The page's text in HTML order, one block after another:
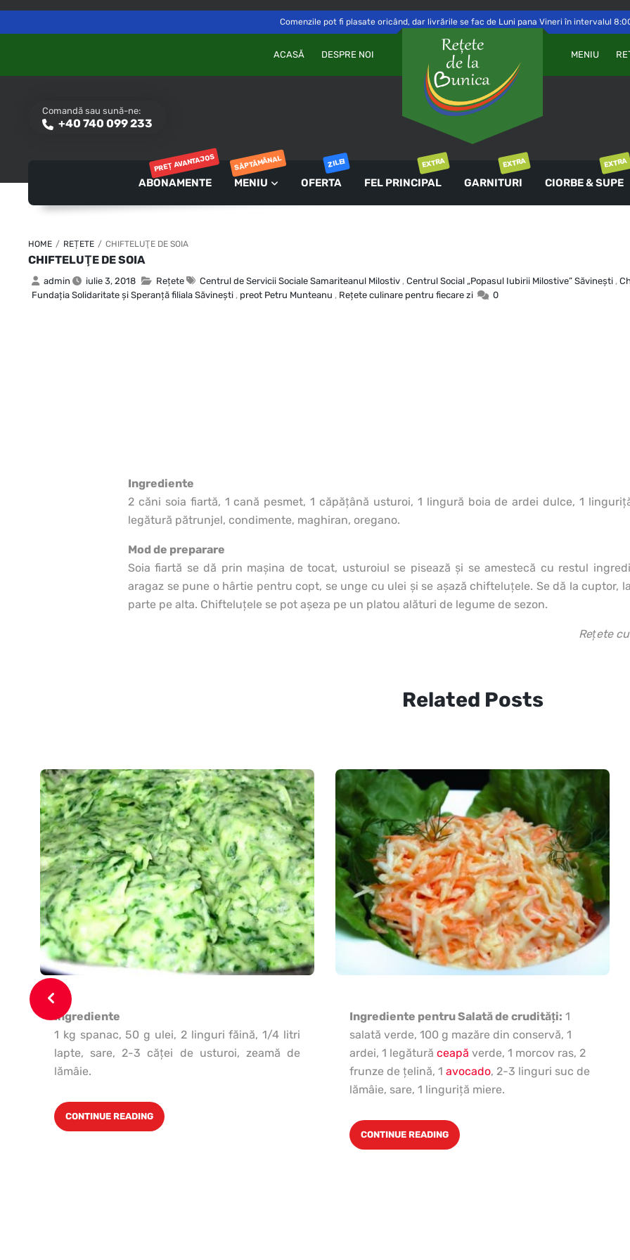
Delivery toSăvinești, NT Switch
Comenzile pot fi plasate oricând, dar livrările se fac de Luni pana Vineri în intervalul
MENIU
ACASĂ DESPRE NOI
Comandă sau sună-ne:
+40 740 099 233
PAROLĂ
AUTENTIFICARE
Ai uitat parola?
ABONAMENTE
PREȚ AVANTAJOS
MENIU
SĂPTĂMÂNAL
OFERTA
ZILEI
FEL PRINCIPAL
EXTRA
GARNITURI
EXTRA
CIORBE & SUPE
EXTRA
HOME / REȚETE / CHIFTELUŢE DE SOIA
CHIFTELUŢE DE SOIA
admin iulie 3, 2018 Rețete Centrul de Servicii Sociale Samariteanul Milostiv , Centrul Social „Popasul Iubirii Milostive” Săvineşti ,
Fundaţia Solidaritate şi Speranţă filiala Săvineşti , preot Petru Munteanu , Rețete culinare pentru fiecare zi 0
Ingrediente
2 căni soia fiartă, 1 cană pesmet, 1 căpăţână usturoi, 1 lingură boia de ardei dulce, 1
legătură pătrunjel, condimente, maghiran, oregano.
Mod de preparare
Soia fiartă se dă prin maşina de tocat, usturoiul se pisează şi se amestecă cu restul
aragaz se pune o hârtie pentru copt, se unge cu ulei şi se aşază chifteluţele. Se dă la cuptor,
parte pe alta. Chifteluţele se pot aşeza pe un platou alături de legume de sezon.
Rețete
Related Posts
Ingrediente
1 kg spanac, 50 g ulei, 2 linguri făină, 1/4 litri
lapte, sare, 2-3 căţei de usturoi, zeamă de
lămâie.
CONTINUE READING
Ingrediente pentru Salată de crudităţi: 1
salată verde, 100 g mazăre din conservă, 1
ardei, 1 legătură ceapă verde, 1 morcov ras, 2
frunze de ţelină, 1 avocado, 2-3 linguri suc de
lămâie, sare, 1 linguriţă miere.
CONTINUE READING